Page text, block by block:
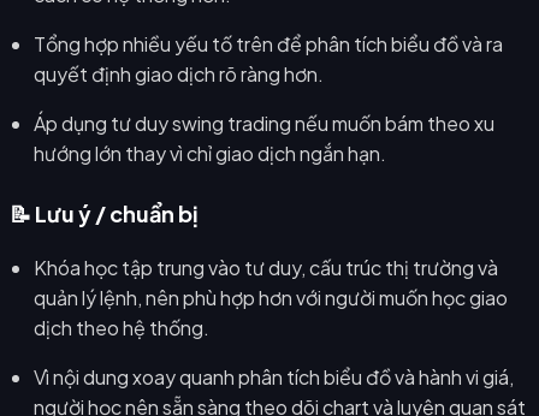
Tổng hợp nhiều yếu tố trên để phân tích biểu đồ và ra
quyết định giao dịch rõ ràng hơn.
Áp dụng tư duy swing trading nếu muốn bám theo xu
hướng lớn thay vì chỉ giao dịch ngắn hạn.
📝 Lưu ý / chuẩn bị
Khóa học tập trung vào tư duy, cấu trúc thị trường và
quản lý lệnh, nên phù hợp hơn với người muốn học giao
dịch theo hệ thống.
Vì nội dung xoay quanh phân tích biểu đồ và hành vi giá,
người học nên sẵn sàng theo dõi chart và luyện quan sát